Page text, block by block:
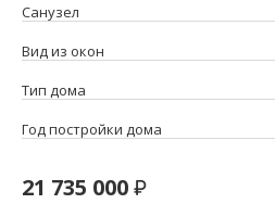
Санузел
Вид из окон
Тип дома
Год постройки дома
21 735 000